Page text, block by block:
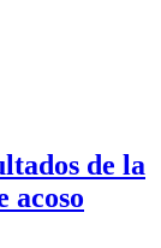
de la
acoso